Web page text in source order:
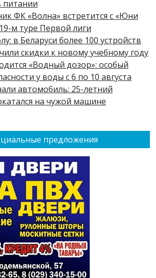
предложения
питании
ФК «Волна» встретится с «Юни
м туре Первой лиги
в Беларуси более 100 устройств
скидки к новому учебному году
«Водный дозор»: особый
у воды с 6 по 10 августа
автомобиль: 25-летний
на чужой машине